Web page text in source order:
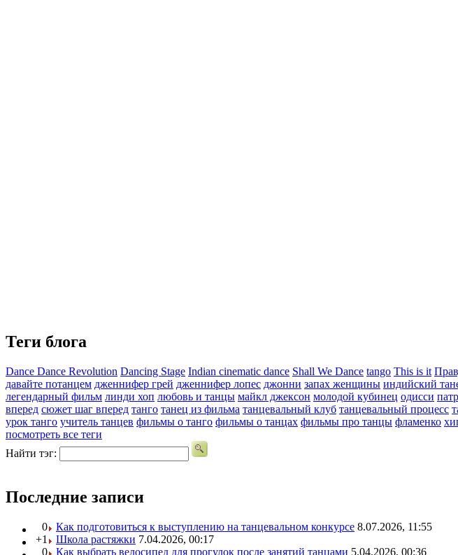
Теги блога
Dance Dance Revolution Dancing Stage Indian cinematic dance Shall We Dance tango This is it
давайте потанцем дженнифер грей дженнифер лопес джонни запах женщины индийский
легендарный фильм линди хоп любовь и танцы майкл джексон молодой кубинец одисси
вперед сюжет шаг вперед танго танец из фильма танцевальный клуб танцевальный процесс
урок танго учитель танцев фильмы о танго фильмы о танцах фильмы про танцы фламенко
посмотреть все теги
Найти тэг:
Последние записи
0 Как подготовиться к выступлению на танцевальном конкурсе 8.07.2026, 11:55
+1
Школа растяжки 7.04.2026, 00:17
0
Как выбрать велосипед для прогулок после занятий танцами 5.04.2026, 00:36